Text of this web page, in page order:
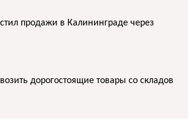
продажи в Калининграде через
дорогостоящие товары со складов